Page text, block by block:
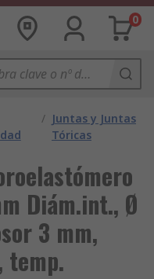
0
/ Juntas y Juntas
Tóricas
Diám.int., Ø
3 mm,
temp.